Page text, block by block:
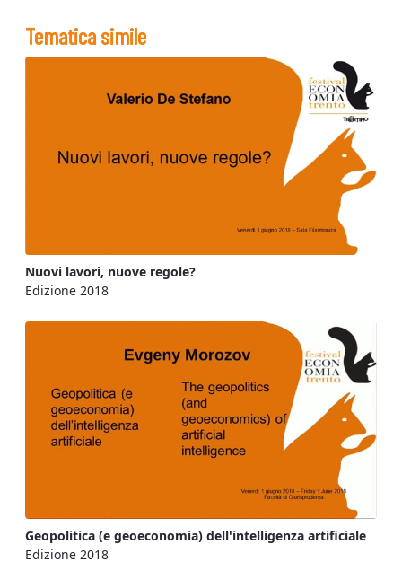
Tematica simile
Nuovi lavori, nuove regole?
Edizione 2018
Geopolitica (e geoeconomia) dell'intelligenza artificiale
Edizione 2018